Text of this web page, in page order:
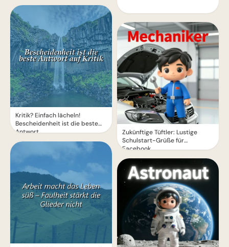
Kritik? Einfach lächeln!
Bescheidenheit ist die beste
Antwort.
Zukünftige Tüftler: Lustige
Schulstart-Grüße für
Facebook